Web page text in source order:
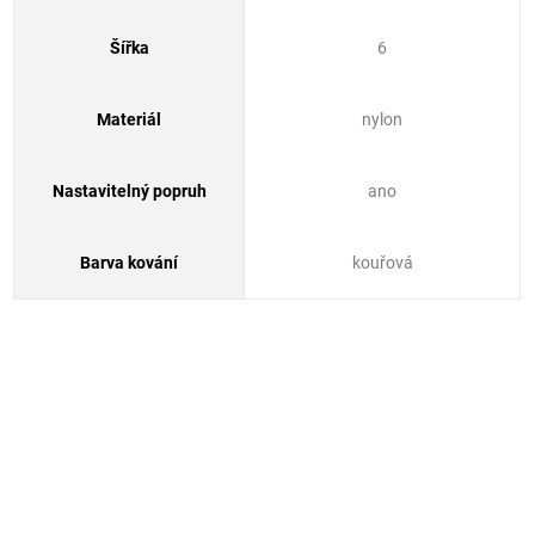
Šířka 6
Materiál nylon
Nastavitelný popruh ano
Barva kování kouřová